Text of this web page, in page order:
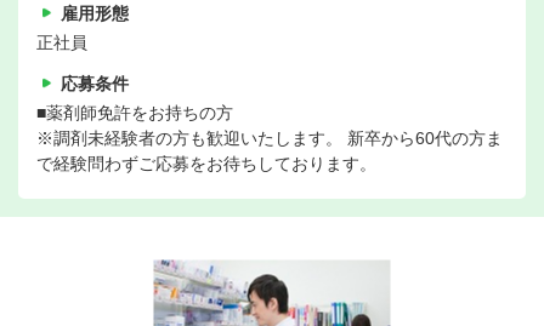
雇用形態
正社員
応募条件
■薬剤師免許をお持ちの方
※調剤未経験者の方も歓迎いたします。 新卒から60代の方ま
で経験問わずご応募をお待ちしております。